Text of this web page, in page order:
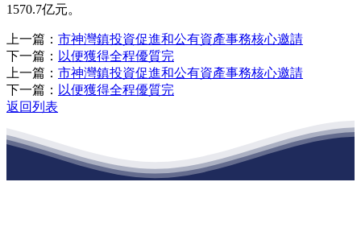
1570.7亿元。
上一篇： 市神灣鎮投資促進和公有資產事務核心邀請
下一篇： 以便獲得全程優質完
上一篇： 市神灣鎮投資促進和公有資產事務核心邀請
下一篇： 以便獲得全程優質完
返回列表